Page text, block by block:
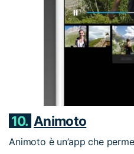
10. Animoto
Animoto è un’app che